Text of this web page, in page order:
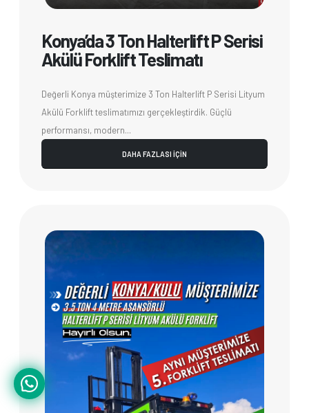
Konya’da 3 Ton Halterlift P Serisi
Akülü Forklift Teslimatı
Değerli Konya müşterimize 3 Ton Halterlift P Serisi Lityum
Akülü Forklift teslimatımızı gerçekleştirdik. Güçlü
performansı, modern...
DAHA FAZLASI İÇİN
1